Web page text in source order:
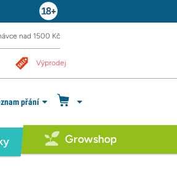
nad 1500 Kč
Výprodej
přání
Growshop